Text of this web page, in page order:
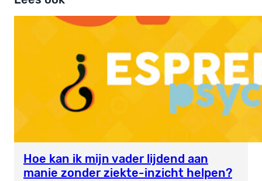
Hoe kan ik mijn vader lijdend aan
manie zonder ziekte-inzicht helpen?